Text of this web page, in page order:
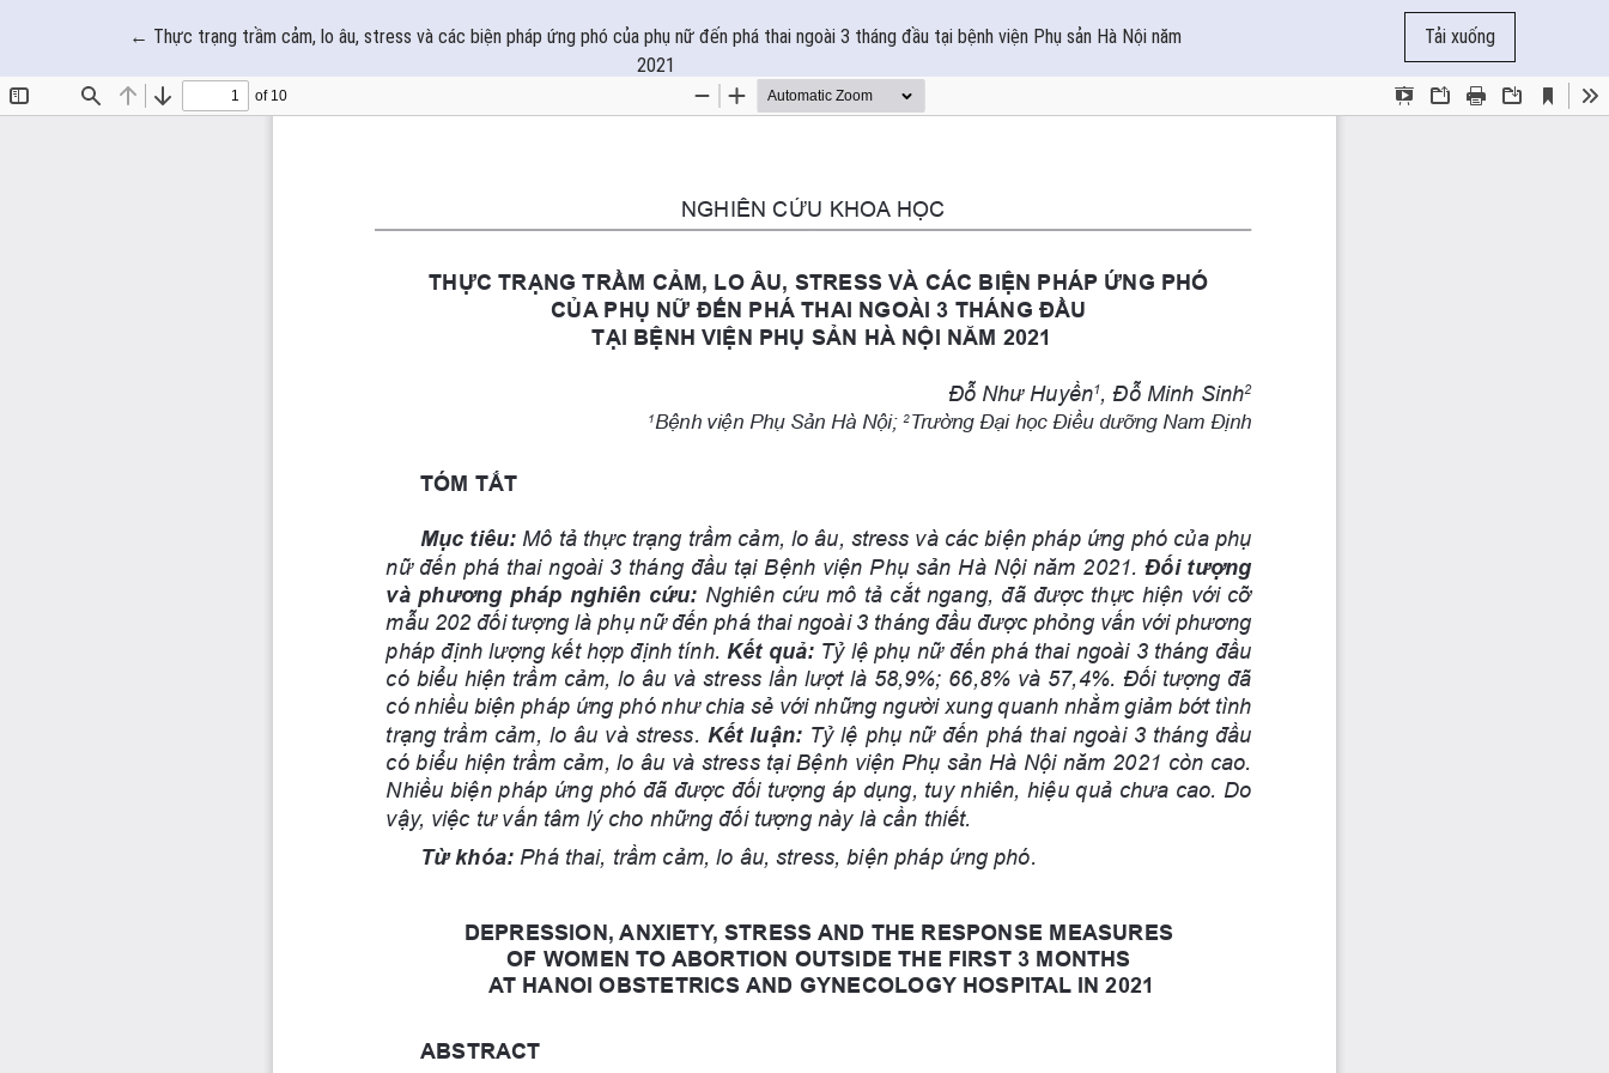
← Quay trở lại chi tiết bài báo
Thực trạng trầm cảm, lo âu, stress và các biện pháp ứng phó của phụ nữ đến phá thai ngoài 3 tháng đầu tại bệnh viện Phụ sản Hà Nội năm
2021
Tải xuống